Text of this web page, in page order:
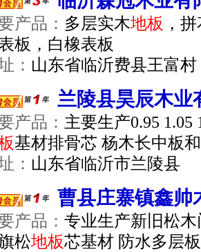
产品： 多层实木地板 ，
板，白橡表板
： 山东省临沂费县王富村
兰陵县昊辰木业
产品： 主要生产0.95
基材排骨芯 杨木长中板
： 山东省临沂市兰陵县
曹县庄寨镇鑫帅
产品： 专业生产新旧松
松地板芯基材 防水多层